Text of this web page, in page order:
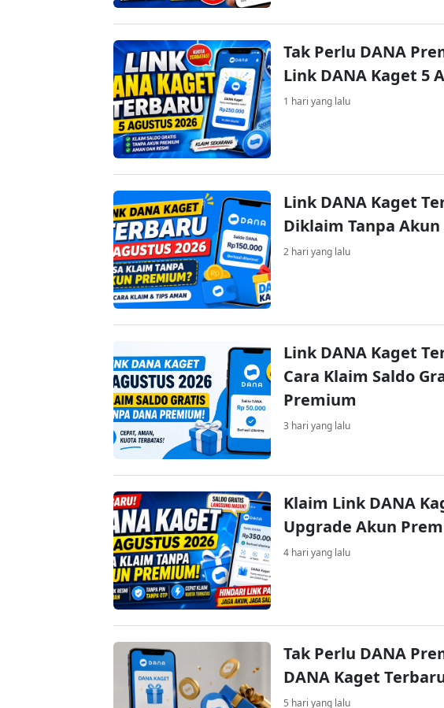
Tak Perlu DANA
Link DANA Kaget 5
1 hari yang lalu
Link DANA Kaget
Diklaim Tanpa
2 hari yang lalu
Link DANA Kaget
Cara Klaim Saldo
Premium
3 hari yang lalu
Klaim Link DANA
Upgrade Akun
4 hari yang lalu
Tak Perlu DANA
DANA Kaget
5 hari yang lalu